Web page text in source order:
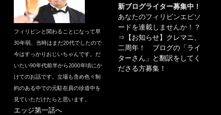
フィリピンと関わることになって早
30年弱、当時はまだ20代でしたので
今はすっかりおじいちゃんです。だ
いたい90年代前半から2000年頃にか
けてのお話です。立場も含め色々制
約のある中での元駐在員の珍道中を
見ていただけたらと思います。
エッジ第一話へ
新ブログライター募集中！
あなたのフィリピンエピソ
ードを連載しませんか！？
⇒ 【お知らせ】クレマニ、
二周年！ ブログの「ライ
ターさん」と翻訳をしてく
ださる方募集！